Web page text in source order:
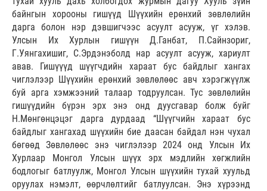
байнгын хорооны гишүүд Шүүхийн ерөнхий зөвлөлийн
дарга болон нэр дэвшигчээс асуулт асууж, үг хэлэв.
Улсын Их Хурлын гишүүн Д.Ганбат, П.Сайнзориг,
Г.Уянгахишиг, С.Эрдэнэболд нар асуулт асууж, хариулт
авав. Гишүүүд шүүгчдийн хараат бус байдлыг хангах
чиглэлээр Шүүхийн ерөнхий зөвлөлөөс авч хэрэгжүүлж
буй арга хэмжээний талаар тодруулсан. Тус зөвлөлийн
гишүүдийн бүрэн эрх энэ онд дуусгавар болж буйг
Н.Мөнгөнцэцэг дарга дурдаад “Шүүгчийн хараат бус
байдлыг хангахад шүүхийн бие даасан байдал нэн чухал
бөгөөд Зөвлөлөөс энэ чиглэлээр 2024 онд Улсын Их
Хурлаар Монгол Улсын шүүх эрх мэдлийн хөгжлийн
бодлогыг батлуулж, Монгол Улсын шүүхийн тухай хуульд
оруулах нэмэлт, өөрчлөлтийг батлуулсан. Энэ хүрээнд